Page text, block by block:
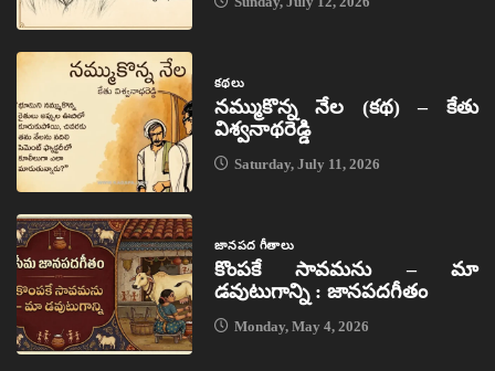
కథలు
నమ్ముకొన్న నేల (కథ) – కేతు
విశ్వనాథరెడ్డి
Saturday, July 11, 2026
జానపద గీతాలు
కొంపకే సావమను – మా
డవుటుగాన్ని : జానపదగీతం
Monday, May 4, 2026